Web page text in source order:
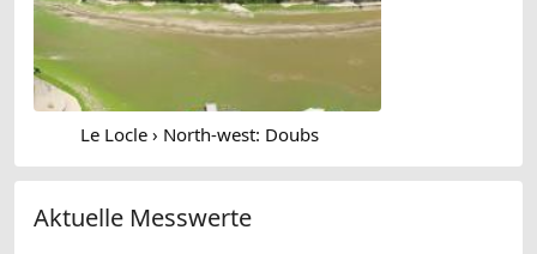
Le Locle › North-west: Doubs
Aktuelle Messwerte